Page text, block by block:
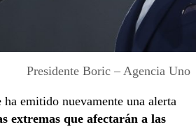
Presidente Boric – Agencia Uno
ha emitido nuevamente una alerta
extremas que afectarán a las